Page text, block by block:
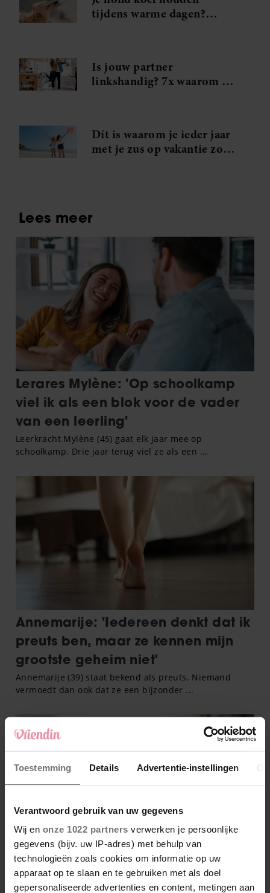
Toestemming Details Advertentie-instellingen
Verantwoord gebruik van uw gegevens
Wij en onze 1022 partners verwerken je persoonlijke
gegevens (bijv. uw IP-adres) met behulp van
technologieën zoals cookies om informatie op uw
apparaat op te slaan en te gebruiken met als doel
gepersonaliseerde advertenties en content, metingen aan
tijdens warme dagen?
Is jouw partner
linkshandig? 7x waarom je
Dít is waarom je ieder jaar
met je zus op vakantie zou